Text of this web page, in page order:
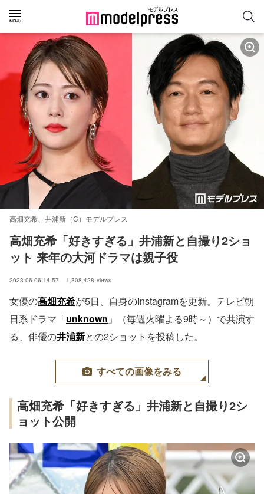
高畑充希、井浦新（C）モデルプレス
高畑充希「好きすぎる」井浦新と自撮り2ショ
ット 来年の大河ドラマは親子役
2023.06.06 14:57 1,308,428 views
女優の高畑充希が5日、自身のInstagramを更新。テレビ朝
日系ドラマ「unknown 」（毎週火曜よる9時～）で共演す
る、俳優の井浦新との2ショットを投稿した。
すべての画像をみる
高畑充希「好きすぎる」井浦新と自撮り2シ
ョット公開